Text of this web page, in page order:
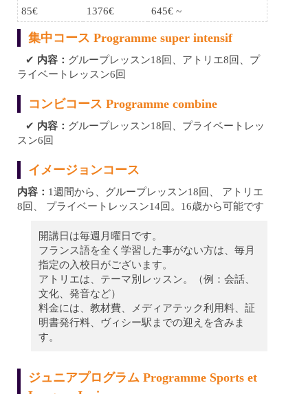
85€ 1376€ 645€ ~
集中コース Programme super intensif
✔︎ 内容： グループレッスン18回、アトリエ8回、プ
ライベートレッスン6回
コンビコース Programme combine
✔︎ 内容： グループレッスン18回、プライベートレッ
スン6回
イメージョンコース
内容： 1週間から、グループレッスン18回、 アトリエ
8回、 プライベートレッスン14回。16歳から可能です
開講日は毎週月曜日です。
フランス語を全く学習した事がない方は、毎月
指定の入校日がございます。
アトリエは、テーマ別レッスン。（例：会話、
文化、発音など）
料金には、教材費、メディアテック利用料、証
明書発行料、ヴィシー駅までの迎えを含みま
す。
ジュニアプログラム Programme Sports et